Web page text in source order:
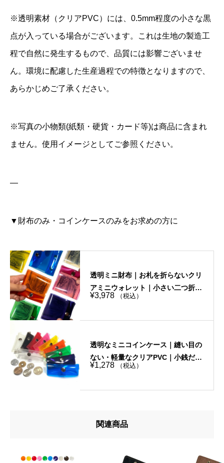
※透明素材（クリアPVC）には、0.5mm程度の小さな黒
点が入っている場合がございます。これは生地の製造工
程で自然に発生するもので、品質には影響ございませ
ん。環境に配慮した生産過程での特徴となりますので、
あらかじめご了承ください。
※写真の小物類(紙類・硬貨・カード等)は商品に含まれ
ません。使用イメージとしてご参照ください。
—
▼財布のみ・コインケースのみをお求めの方に
透明ミニ財布｜お札を折らないクリ
アミニウォレット｜小さい二つ折り
｜個性的・選べる10色
¥3,978 （税込）
透明なミニコインケース｜縫い目の
ない・軽量なクリアPVC｜小銭だけ
を持ち歩きたい時におすすめ
¥1,278 （税込）
関連商品